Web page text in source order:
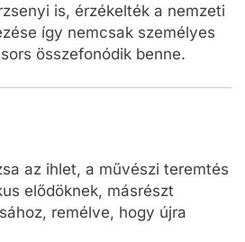
is, érzékelték a nemzeti
így nemcsak személyes
összefonódik benne.
az ihlet, a művészi teremtés
elődöknek, másrészt
remélve, hogy újra